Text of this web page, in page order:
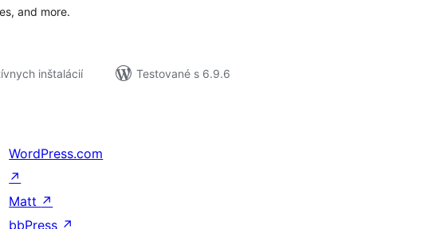
and more.
inštalácií
Testované s 6.9.6
WordPress.com
↗
Matt ↗
bbPress ↗